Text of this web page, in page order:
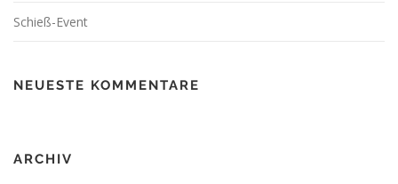
Schieß-Event
NEUESTE KOMMENTARE
ARCHIV